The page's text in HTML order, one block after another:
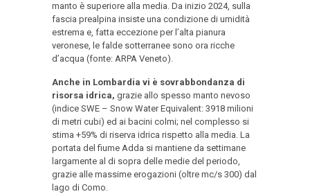
manto è superiore alla media. Da inizio 2024, sulla
fascia prealpina insiste una condizione di umidità
estrema e, fatta eccezione per l’alta pianura
veronese, le falde sotterranee sono ora ricche
d’acqua (fonte: ARPA Veneto).
Anche in Lombardia vi è sovrabbondanza di
risorsa idrica, grazie allo spesso manto nevoso
(indice SWE – Snow Water Equivalent: 3918 milioni
di metri cubi) ed ai bacini colmi; nel complesso si
stima +59% di riserva idrica rispetto alla media. La
portata del fiume Adda si mantiene da settimane
largamente al di sopra delle medie del periodo,
grazie alle massime erogazioni (oltre mc/s 300) dal
lago di Como.